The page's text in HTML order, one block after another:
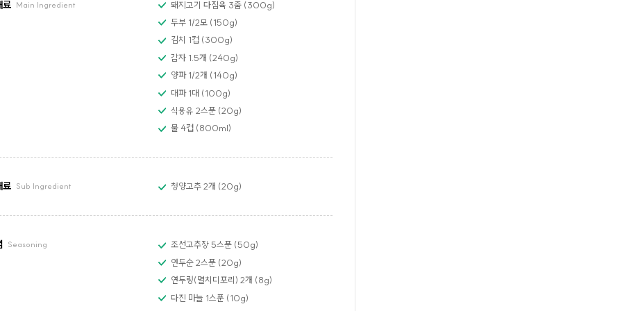
료 Main Ingredient
돼지고기 다짐육 3줌 (300g)
두부 1/2모 (150g)
김치 1컵 (300g)
감자 1.5개 (240g)
양파 1/2개 (140g)
대파 1대 (100g)
식용유 2스푼 (20g)
물 4컵 (800ml)
료 Sub Ingredient 청양고추 2개 (20g)
Seasoning
조선고추장 5스푼 (50g)
연두순 2스푼 (20g)
연두링(멸치디포리) 2개 (8g)
다진 마늘 1스푼 (10g)